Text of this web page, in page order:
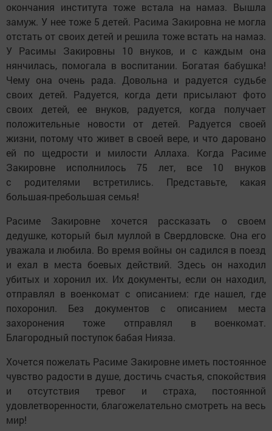
окончания института тоже встала на намаз. Вышла
замуж. У нее тоже 5 детей. Расима Закировна не могла
отстать от своих детей и решила тоже встать на намаз.
У Расимы Закировны 10 внуков, и с каждым она
нянчилась, помогала в воспитании. Богатая бабушка!
Чему она очень рада. Довольна и радуется судьбе
своих детей. Радуется, когда дети присылают фото
своих детей, ее внуков, радуется, когда получает
положительные новости от детей. Радуется своей
жизни, потому что живет в своей вере, и что даровано
ей по щедрости и милости Аллаха. Когда Расиме
Закировне исполнилось 75 лет, все 10 внуков
с родителями встретились. Представьте, какая
большая-пребольшая семья!
Расиме Закировне хочется рассказать о своем
дедушке, который был муллой в Свердловске. Она его
уважала и любила. Во время войны он садился в поезд
и ехал в места боевых действий. Здесь он находил
убитых и хоронил их. Их документы, если он находил,
отправлял в военкомат с описанием: где нашел, где
похоронил. Без документов с описанием места
захоронения тоже отправлял в военкомат.
Благородный поступок бабая Нияза.
Хочется пожелать Расиме Закировне иметь постоянное
чувство радости в душе, достичь счастья, спокойствия
и отсутствия тревог и страха, постоянной
удовлетворенности, благожелательно смотреть на весь
мир!